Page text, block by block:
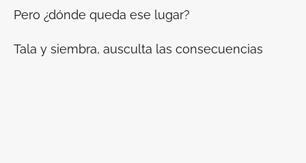
Pero ¿dónde queda ese lugar?
Tala y siembra, ausculta las consecuencias